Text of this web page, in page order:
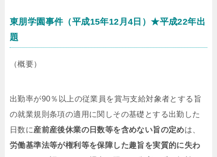
東朋学園事件（平成15年12月4日）★平成22年出
題
（概要）
出勤率が90％以上の従業員を賞与支給対象者とする旨
の就業規則条項の適用に関しその基礎とする出勤した
日数に産前産後休業の日数等を含めない旨の定めは、
労働基準法等が権利等を保障した趣旨を実質的に失わ